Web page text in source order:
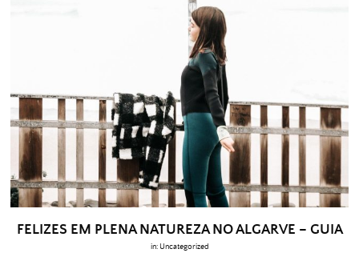
FELIZES EM PLENA NATUREZA NO ALGARVE – GUIA
in: Uncategorized